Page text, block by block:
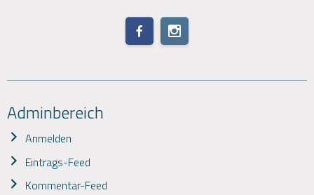
Adminbereich
Anmelden
Eintrags-Feed
Kommentar-Feed